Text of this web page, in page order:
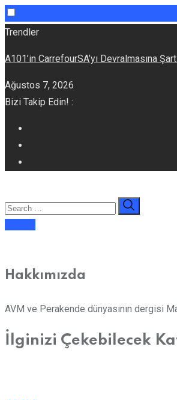
Skip
content
Trendler
A101’in CarrefourSA’yı Devralmasına
Ağustos 7, 2026
Bizi Takip Edin! :
Hakkımızda
AVM ve Perakende dünyasının dergisi
İlginizi Çekebilecek